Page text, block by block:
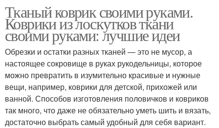
Тканый коврик своими руками.
Коврики из лоскутков ткани
своими руками: лучшие идеи
Обрезки и остатки разных тканей — это не мусор, а
настоящее сокровище в руках рукодельницы, которое
можно превратить в изумительно красивые и нужные
вещи, например, коврики для детской, прихожей или
ванной. Способов изготовления половичков и ковриков
так много, что даже не обязательно уметь шить и вязать,
достаточно выбрать самый удобный для себя вариант.